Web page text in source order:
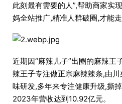
此刻最有需要的人”,帮助商家实
妈全站推广,精准人群破圈,才能
近期因“麻辣儿子”出圈的麻辣王
辣王子专注做正宗麻辣辣条,由
味研发,多年来专注健康升级,撕
2023年营收达到10.92亿元。